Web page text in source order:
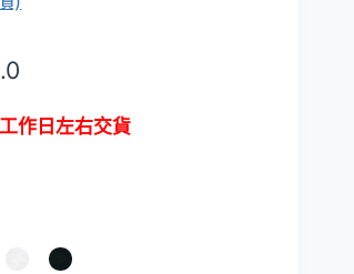
範
作日左右交貨